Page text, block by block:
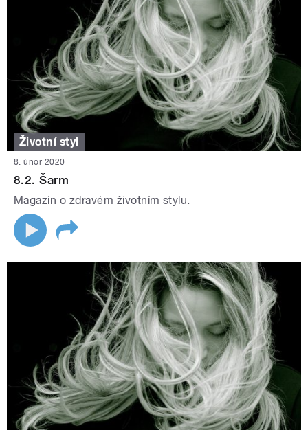
Životní styl
8. únor 2020
8.2. Šarm
Magazín o zdravém životním stylu.